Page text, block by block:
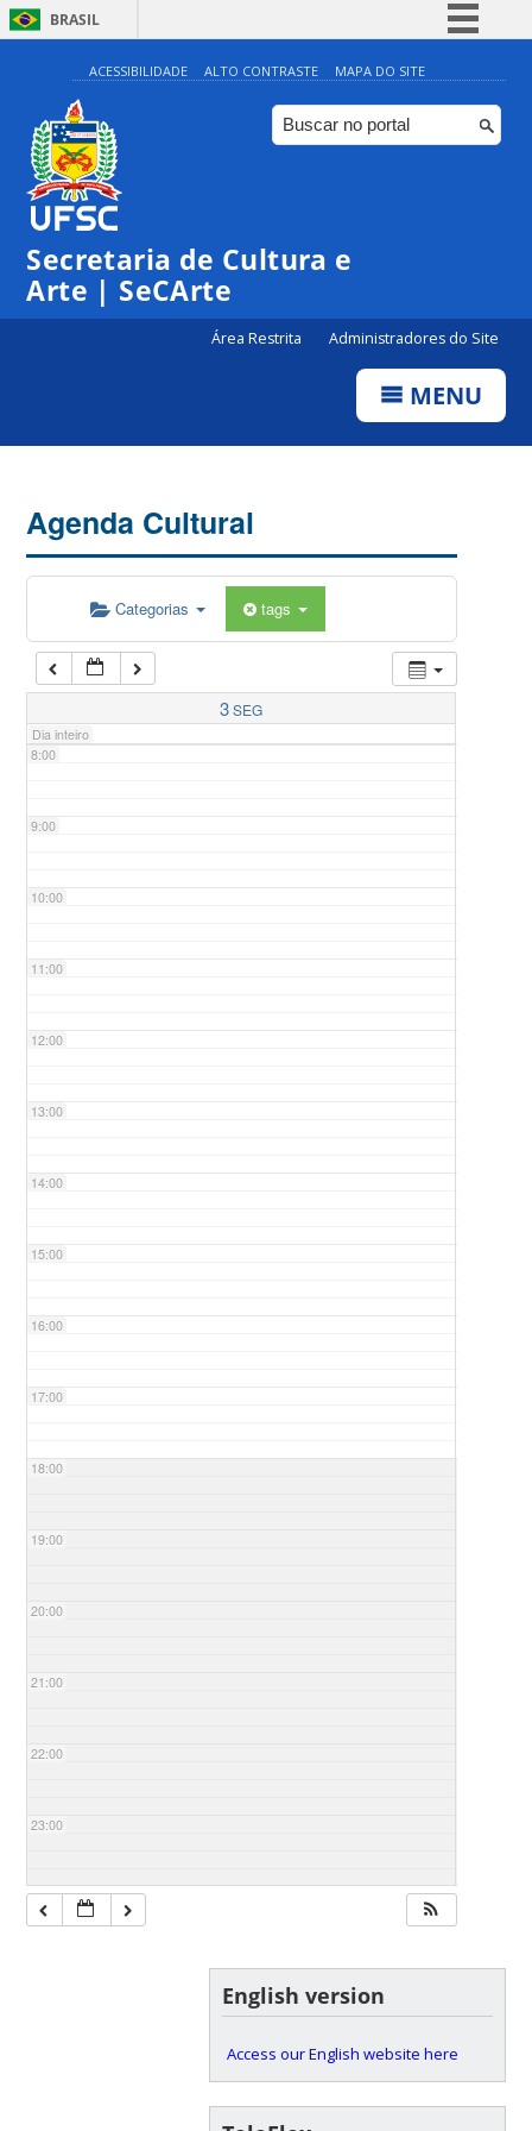
BRASIL
Simplifique!
Comunica BR
Participe
ACESSIBILIDADE ALTO CONTRASTE MAPA DO SITE
Secretaria de Cultura e
Arte | SeCArte
Área Restrita Administradores do Site
MENU
Agenda Cultural
Categorias tags
3SEG
Dia inteiro
0:00
1:00
5:00
7:00
8:00
9:00
10:00
11:00
12:00
13:00
14:00
15:00
16:00
17:00
18:00
19:00
20:00
21:00
22:00
23:00
English version
Access our English website here